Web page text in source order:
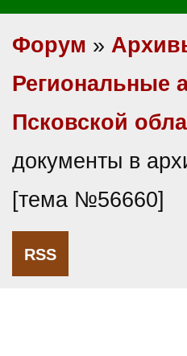
Форум »
Региональные
Псковской
документы в
[тема №56660]
RSS